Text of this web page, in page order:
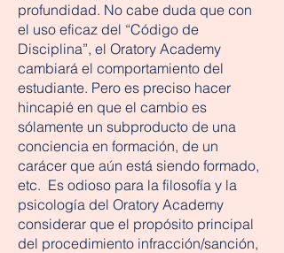
profundidad. No cabe duda que con
el uso eficaz del “Código de
Disciplina”, el Oratory Academy
cambiará el comportamiento del
estudiante. Pero es preciso hacer
hincapié en que el cambio es
sólamente un subproducto de una
conciencia en formación, de un
carácer que aún está siendo formado,
etc. Es odioso para la filosofía y la
psicología del Oratory Academy
considerar que el propósito principal
del procedimiento infracción/sanción,